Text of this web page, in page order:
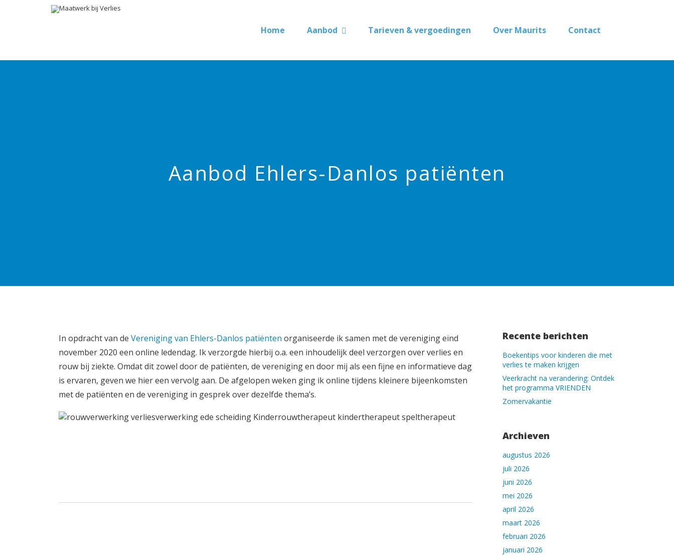
Home Aanbod Tarieven & vergoedingen Over Maurits Contact
Aanbod Ehlers-Danlos patiënten
In opdracht van de Vereniging van Ehlers-Danlos patiënten organiseerde ik samen met de vereniging eind
november 2020 een online ledendag. Ik verzorgde hierbij o.a. een inhoudelijk deel verzorgen over verlies en
rouw bij ziekte. Omdat dit zowel door de patiënten, de vereniging en door mij als een fijne en informatieve dag
is ervaren, geven we hier een vervolg aan. De afgelopen weken ging ik online tijdens kleinere bijeenkomsten
met de patiënten en de vereniging in gesprek over dezelfde thema’s.
Recente berichten
Boekentips voor kinderen die met
verlies te maken krijgen
Veerkracht na verandering: Ontdek
het programma VRIENDEN
Zomervakantie
Archieven
augustus 2026
juli 2026
juni 2026
mei 2026
april 2026
maart 2026
februari 2026
januari 2026